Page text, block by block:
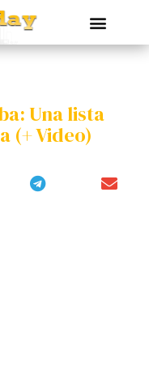
Una lista
(+ Video)